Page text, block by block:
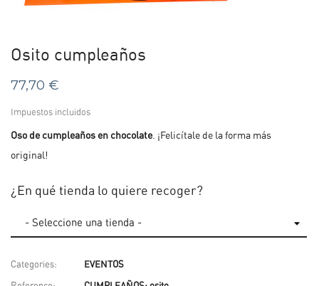
Osito cumpleaños
77,70 €
Impuestos incluidos
Oso de cumpleaños en chocolate. ¡Felicítale de la forma más
original!
¿En qué tienda lo quiere recoger?
Categories: EVENTOS